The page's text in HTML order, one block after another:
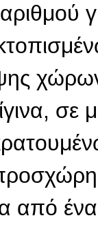
σε
από